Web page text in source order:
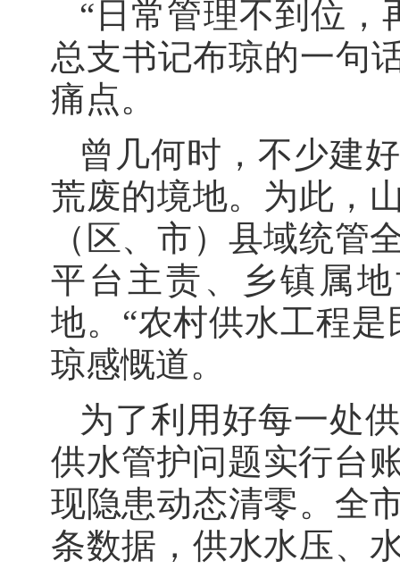
“日常管理不到位，
总支书记布琼的一句
痛点。
曾几何时，不少建
荒废的境地。为此，
（区、市）县域统管
平台主责、乡镇属
地。“农村供水工程
琼感慨道。
为了利用好每一处
供水管护问题实行台
现隐患动态清零。全
条数据，供水水压、